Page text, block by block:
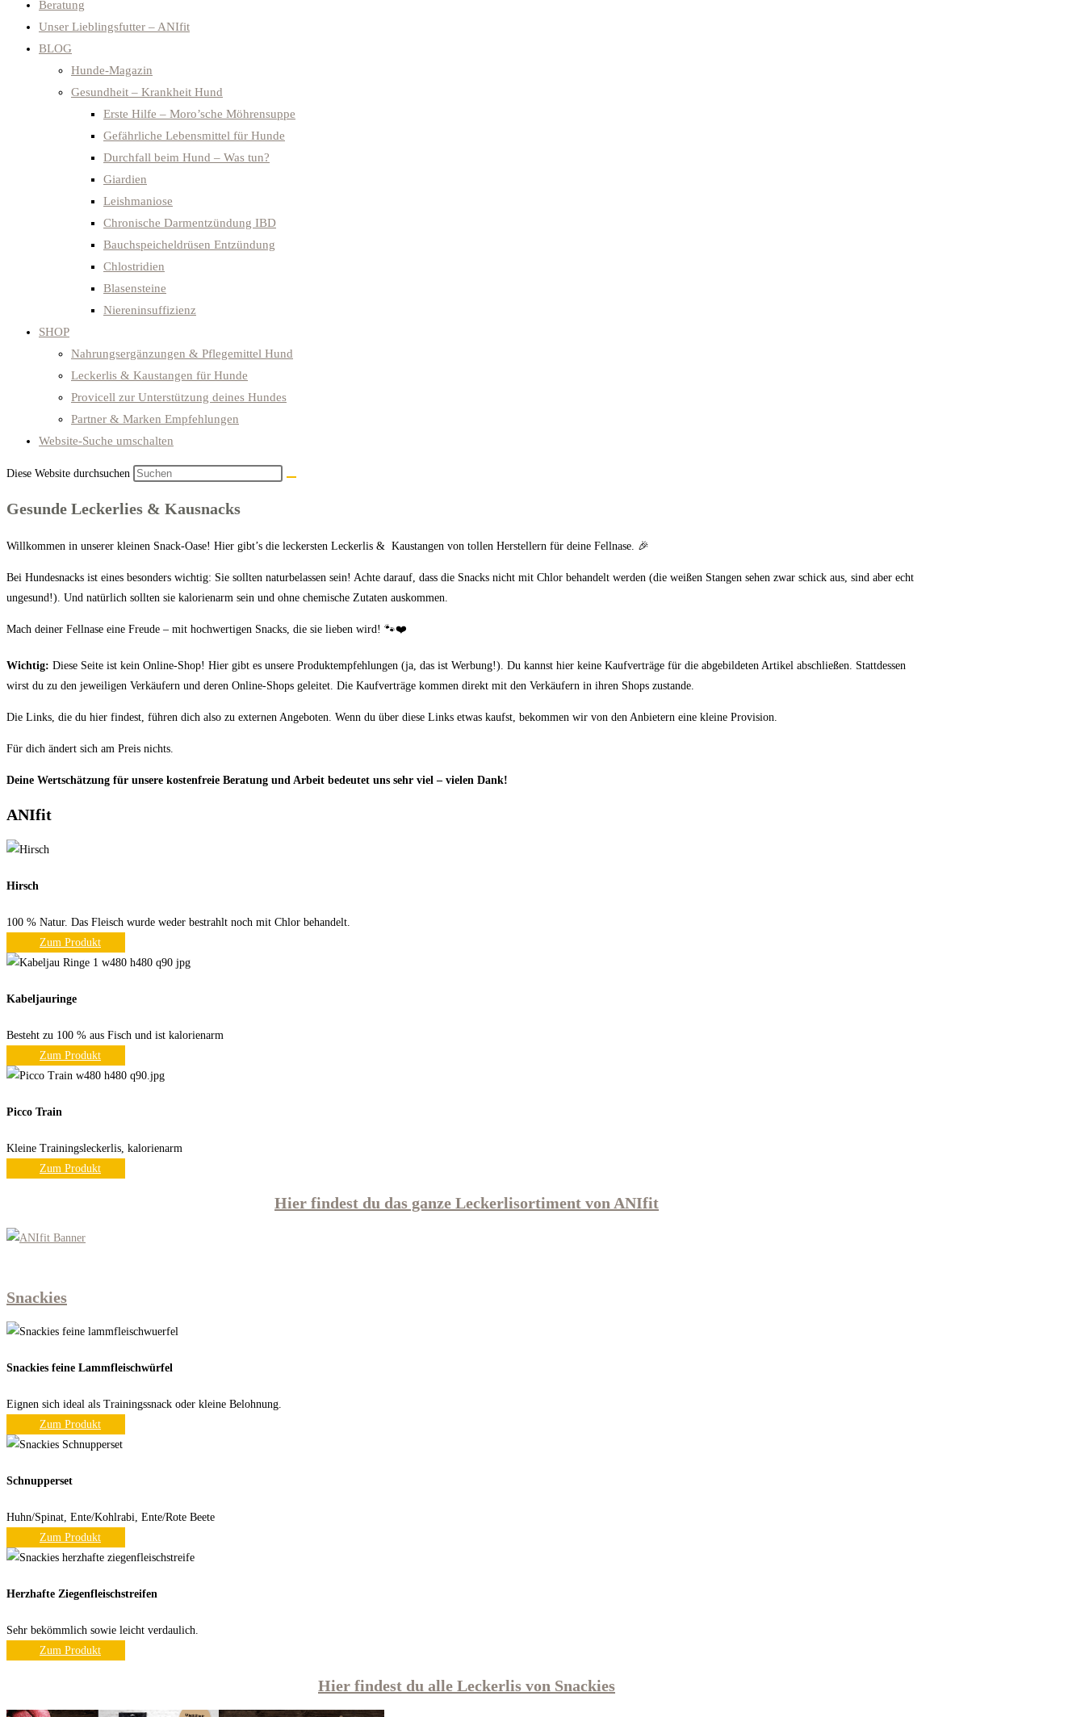
Beratung
Unser Lieblingsfutter – ANIfit
BLOG
Hunde-Magazin
Gesundheit – Krankheit Hund
Erste Hilfe – Moro’sche Möhrensuppe
Gefährliche Lebensmittel für Hunde
Durchfall beim Hund – Was tun?
Giardien
Leishmaniose
Chronische Darmentzündung IBD
Bauchspeicheldrüsen Entzündung
Chlostridien
Blasensteine
Niereninsuffizienz
SHOP
Nahrungsergänzungen & Pflegemittel Hund
Leckerlis & Kaustangen für Hunde
Provicell zur Unterstützung deines Hundes
Partner & Marken Empfehlungen
Website-Suche umschalten
Diese Website durchsuchen
Gesunde Leckerlies & Kausnacks
Willkommen in unserer kleinen Snack-Oase! Hier gibt’s die leckersten Leckerlis & Kaustangen von tollen Herstellern für deine Fellnase. 🎉
Bei Hundesnacks ist eines besonders wichtig: Sie sollten naturbelassen sein! Achte darauf, dass die Snacks nicht mit Chlor behandelt werden (die weißen Stangen sehen zwar schick aus, sind aber echt
ungesund!). Und natürlich sollten sie kalorienarm sein und ohne chemische Zutaten auskommen.
Mach deiner Fellnase eine Freude – mit hochwertigen Snacks, die sie lieben wird! 🐾❤️
Wichtig: Diese Seite ist kein Online-Shop! Hier gibt es unsere Produktempfehlungen (ja, das ist Werbung!). Du kannst hier keine Kaufverträge für die abgebildeten Artikel abschließen. Stattdessen
wirst du zu den jeweiligen Verkäufern und deren Online-Shops geleitet. Die Kaufverträge kommen direkt mit den Verkäufern in ihren Shops zustande.
Die Links, die du hier findest, führen dich also zu externen Angeboten. Wenn du über diese Links etwas kaufst, bekommen wir von den Anbietern eine kleine Provision.
Für dich ändert sich am Preis nichts.
Deine Wertschätzung für unsere kostenfreie Beratung und Arbeit bedeutet uns sehr viel – vielen Dank!
ANIfit
Hirsch
100 % Natur. Das Fleisch wurde weder bestrahlt noch mit Chlor behandelt.
Zum Produkt
Kabeljauringe
Besteht zu 100 % aus Fisch und ist kalorienarm
Zum Produkt
Picco Train
Kleine Trainingsleckerlis, kalorienarm
Zum Produkt
Hier findest du das ganze Leckerlisortiment von ANIfit
Snackies
Snackies feine Lammfleischwürfel
Eignen sich ideal als Trainingssnack oder kleine Belohnung.
Zum Produkt
Schnupperset
Huhn/Spinat, Ente/Kohlrabi, Ente/Rote Beete
Zum Produkt
Herzhafte Ziegenfleischstreifen
Sehr bekömmlich sowie leicht verdaulich.
Zum Produkt
Hier findest du alle Leckerlis von Snackies